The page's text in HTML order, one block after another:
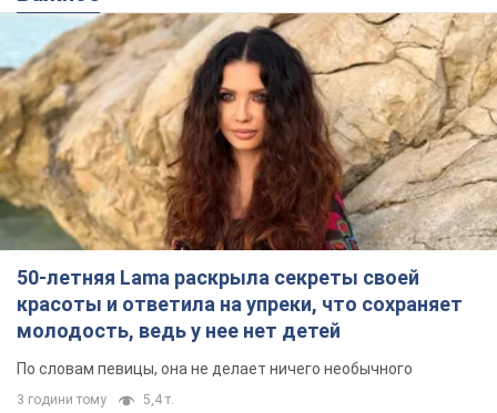
50-летняя Lama раскрыла секреты своей
красоты и ответила на упреки, что сохраняет
молодость, ведь у нее нет детей
По словам певицы, она не делает ничего необычного
3 години тому 5,4 т.